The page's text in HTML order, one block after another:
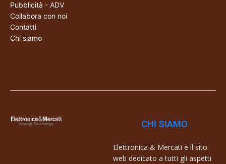
Pubblicità - ADV
Collabora con noi
Contatti
Chi siamo
CHI SIAMO
Elettronica & Mercati è il sito
web dedicato a tutti gli aspetti